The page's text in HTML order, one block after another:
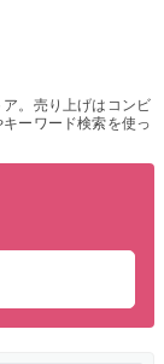
。売り上げはコンビ
ーワード検索を使っ